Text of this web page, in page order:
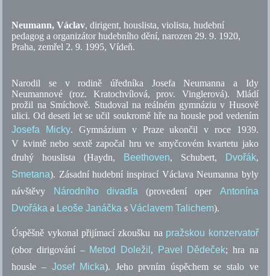
Neumann, Václav, dirigent, houslista, violista, hudební
pedagog a organizátor hudebního dění, narozen 29. 9. 1920,
Praha, zemřel 2. 9. 1995, Vídeň.
Narodil se v rodině úředníka Josefa Neumanna a Idy
Neumannové (roz. Kratochvílová,prov. Vinglerová). Mládí
prožil na Smíchově. Studoval na reálném gymnáziu v Husově
ulici. Od deseti let se učil soukromě hře na housle pod vedením
Josefa Micky. Gymnázium v Praze ukončil v roce 1939.
V kvintě nebo sextě započal hru ve smyčcovém kvartetu jako
druhý houslista (Haydn,
Beethoven, Schubert, Dvořák,
Smetana). Zásadní hudební inspirací Václava Neumanna byly
návštěvy
Národního divadla(provedení oper Antonína
Dvořáka a Leoše Janáčka sVáclavem Talichem).
Úspěšně vykonal přijímací zkoušku na pražskou konzervatoř
(obor dirigování – Metod Doležil , Pavel Dědeček; hra na
housle – Josef Micka). Jeho prvním úspěchem se stalo ve